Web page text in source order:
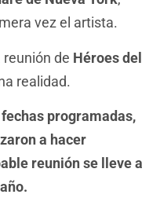
vez el artista.
de Héroes del
realidad.
programadas,
a hacer
reunión se lleve a